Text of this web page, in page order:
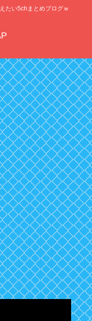
たい5chまとめブログｗ